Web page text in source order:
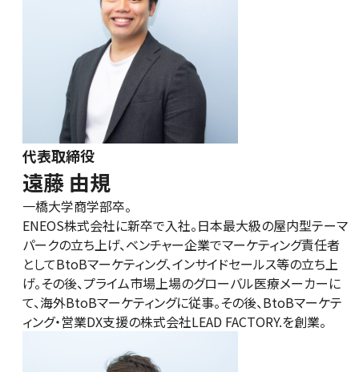
代表取締役
遠藤 由規
一橋大学商学部卒。
ENEOS株式会社に新卒で入社。日本最大級の屋内型テーマ
パークの立ち上げ、ベンチャー企業でマーケティング責任者
としてBtoBマーケティング、インサイドセールス等の立ち上
げ。その後、プライム市場上場のグローバル医療メーカーに
て、海外BtoBマーケティングに従事。その後、BtoBマーケテ
ィング・営業DX支援の株式会社LEAD FACTORY.を創業。